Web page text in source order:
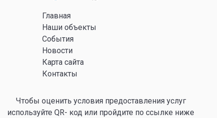
Главная
Наши объекты
События
Новости
Карта сайта
Контакты
Чтобы оценить условия предоставления услуг
используйте QR- код или пройдите по ссылке ниже